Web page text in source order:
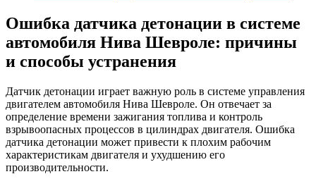
Ошибка датчика детонации в системе
автомобиля Нива Шевроле: причины
и способы устранения
Датчик детонации играет важную роль в системе управления
двигателем автомобиля Нива Шевроле. Он отвечает за
определение времени зажигания топлива и контроль
взрывоопасных процессов в цилиндрах двигателя. Ошибка
датчика детонации может привести к плохим рабочим
характеристикам двигателя и ухудшению его
производительности.